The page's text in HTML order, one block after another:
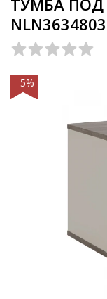
ТУМБА ПОД
- 5%